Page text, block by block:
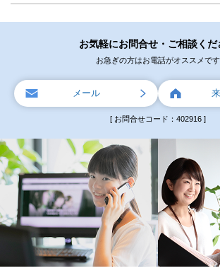
お気軽にお問合せ・ご相談くだ
お急ぎの方はお電話がオススメです
メール
[ お問合せコード：402916 ]